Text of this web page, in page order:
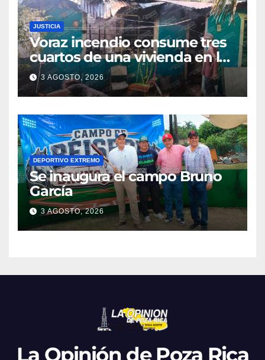
JUSTICIA
Voraz incendio consume tres
cuartos de una vivienda en la
colonia Manuel Ávila
Camacho
3 AGOSTO, 2026
DEPORTIVO EXTREMO
Se inaugura el campo Bruno
García
3 AGOSTO, 2026
La Opinión de Poza Rica